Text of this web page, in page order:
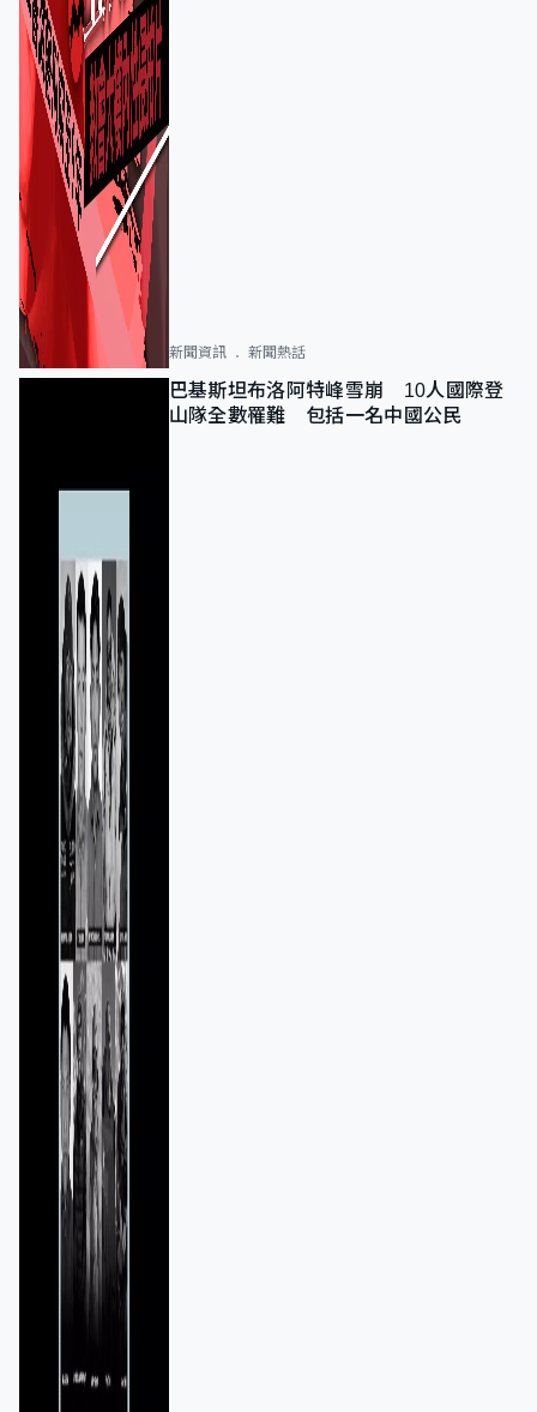
新聞資訊 新聞熱話
巴基斯坦布洛阿特峰雪崩 10人國際登
山隊全數罹難 包括一名中國公民